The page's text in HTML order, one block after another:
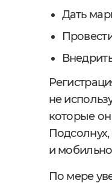
Дать
не
которые он
и
По мере